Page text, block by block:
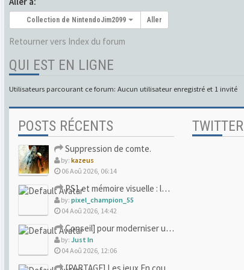
Collection de NintendoJim2099 Aller
Retourner vers Index du forum
QUI EST EN LIGNE
Utilisateurs parcourant ce forum: Aucun utilisateur enregistré et 1 invité
POSTS RÉCENTS
Suppression de comte.
by: kazeus
06 Aoû 2026, 06:14
PS1 et mémoire visuelle : le jeu qui vous a soufflé la premi
by: pixel_champion_55
04 Aoû 2026, 14:42
Conseil] pour moderniser un site (un peu trop) rétro
by: Just In
04 Aoû 2026, 12:06
TWITTER